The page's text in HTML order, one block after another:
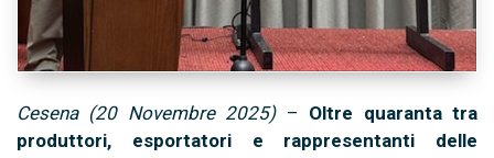
Cesena (20 Novembre 2025)– Oltre quaranta tra
produttori, esportatori e rappresentanti delle